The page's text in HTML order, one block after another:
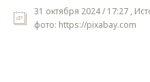
Происшествия
31 октября 2024 / 17:27 ,
фото: https://pixabay.com